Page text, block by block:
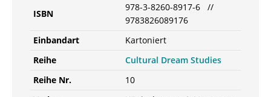
ISBN
978-3-8260-8917-6 //
9783826089176
Einbandart
Kartoniert
Reihe
Cultural Dream Studies
Reihe Nr.
10